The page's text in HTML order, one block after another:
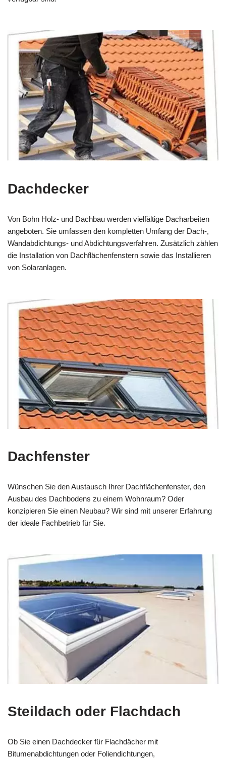
Dachdecker
Von Bohn Holz- und Dachbau werden vielfältige Dacharbeiten
angeboten. Sie umfassen den kompletten Umfang der Dach-,
Wandabdichtungs- und Abdichtungsverfahren. Zusätzlich zählen
die Installation von Dachflächenfenstern sowie das Installieren
von Solaranlagen.
Dachfenster
Wünschen Sie den Austausch Ihrer Dachflächenfenster, den
Ausbau des Dachbodens zu einem Wohnraum? Oder
konzipieren Sie einen Neubau? Wir sind mit unserer Erfahrung
der ideale Fachbetrieb für Sie.
Steildach oder Flachdach
Ob Sie einen Dachdecker für Flachdächer mit
Bitumenabdichtungen oder Foliendichtungen,